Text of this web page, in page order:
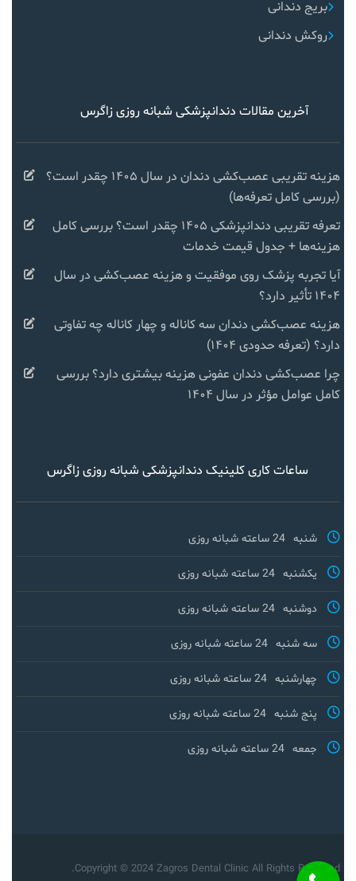
بریج دندانی
روکش دندانی
آخرین مقالات دندانپزشکی شبانه روزی زاگرس
هزینه تقریبی عصب‌کشی دندان در سال ۱۴۰۵ چقدر است؟
(بررسی کامل تعرفه‌ها)
تعرفه تقریبی دندانپزشکی ۱۴۰۵ چقدر است؟ بررسی کامل
هزینه‌ها + جدول قیمت خدمات
آیا تجربه پزشک روی موفقیت و هزینه عصب‌کشی در سال
۱۴۰۴ تأثیر دارد؟
هزینه عصب‌کشی دندان سه کاناله و چهار کاناله چه تفاوتی
دارد؟ (تعرفه حدودی ۱۴۰۴)
چرا عصب‌کشی دندان عفونی هزینه بیشتری دارد؟ بررسی
کامل عوامل مؤثر در سال ۱۴۰۴
ساعات کاری کلینیک دندانپزشکی شبانه روزی زاگرس
شنبه 24 ساعته شبانه روزی
یکشنبه 24 ساعته شبانه روزی
دوشنبه 24 ساعته شبانه روزی
سه شنبه 24 ساعته شبانه روزی
چهارشنبه 24 ساعته شبانه روزی
پنج شنبه 24 ساعته شبانه روزی
جمعه 24 ساعته شبانه روزی
Copyright © 2024 Zagros Dental Clinic All Rights Reserved.